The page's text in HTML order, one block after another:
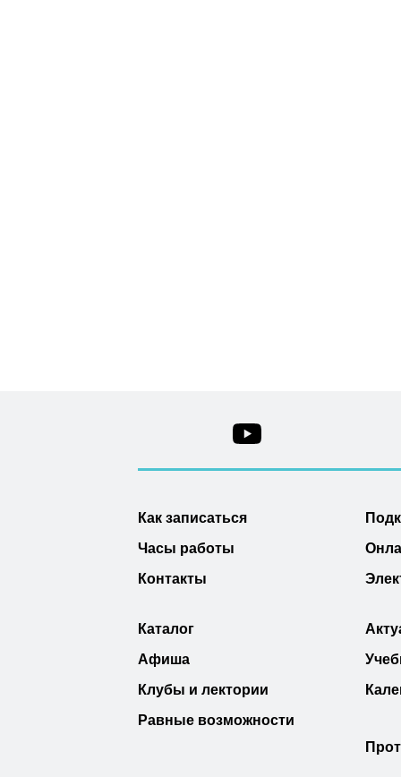
Как записаться
Часы работы
Контакты
Каталог
Афиша
Клубы и лектории
Равные возможности